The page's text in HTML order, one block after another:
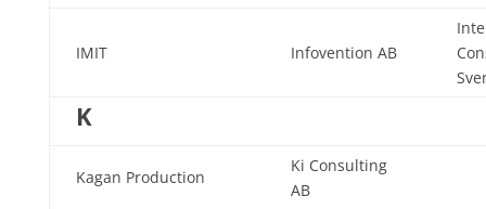
IMIT Infovention AB
K
Kagan Production
Ki Consulting
AB